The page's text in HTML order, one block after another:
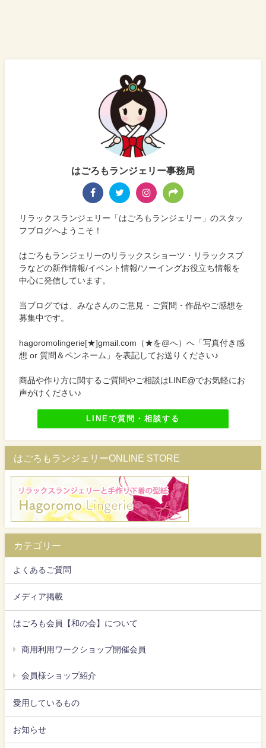
はごろもランジェリー事務局
リラックスランジェリー「はごろもランジェリー」のスタッ
フブログへようこそ！
はごろもランジェリーのリラックスショーツ・リラックスブ
ラなどの新作情報/イベント情報/ソーイングお役立ち情報を
中心に発信しています。
当ブログでは、みなさんのご意見・ご質問・作品やご感想を
募集中です。
hagoromolingerie[★]gmail.com（★を@へ）へ「写真付き感
想 or 質問＆ペンネーム」を表記してお送りください♪
商品や作り方に関するご質問やご相談はLINE@でお気軽にお
声がけください♪
LINEで質問・相談する
はごろもランジェリーONLINE STORE
カテゴリー
よくあるご質問
メディア掲載
はごろも会員【和の会】について
商用利用ワークショップ開催会員
会員様ショップ紹介
愛用しているもの
お知らせ